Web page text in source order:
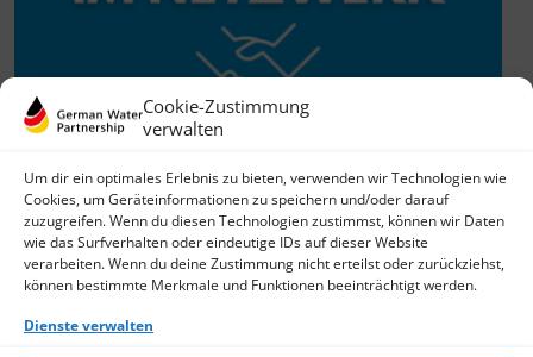
Cookie-Zustimmung
verwalten
Um dir ein optimales Erlebnis zu bieten, verwenden wir Technologien wie
Cookies, um Geräteinformationen zu speichern und/oder darauf
zuzugreifen. Wenn du diesen Technologien zustimmst, können wir Daten
wie das Surfverhalten oder eindeutige IDs auf dieser Website
verarbeiten. Wenn du deine Zustimmung nicht erteilst oder zurückziehst,
können bestimmte Merkmale und Funktionen beeinträchtigt werden.
Dienste verwalten
Willkommen im Netzwerk
26.11.2025
GWP freut sich über Neuzuwachs: Die SKion Water GmbH
Lösungsanbieter sowie Anlagenbauer im Bereich